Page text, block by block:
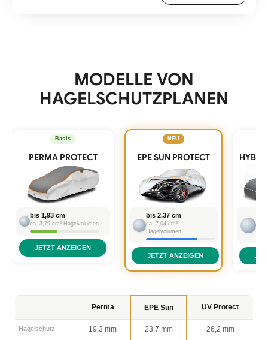
MODELLE VON
HAGELSCHUTZPLANEN
Basis
PERMA PROTECT
bis 1,93 cm
ca. 3,79 cm³ Hagelvolumen
JETZT ANZEIGEN
NEU
EPE SUN PROTECT
bis 2,37 cm
ca. 7,04 cm³
Hagelvolumen
JETZT ANZEIGEN
Perma EPE Sun UV Protect
Hagelschutz 19,3 mm 23,7 mm 26,2 mm